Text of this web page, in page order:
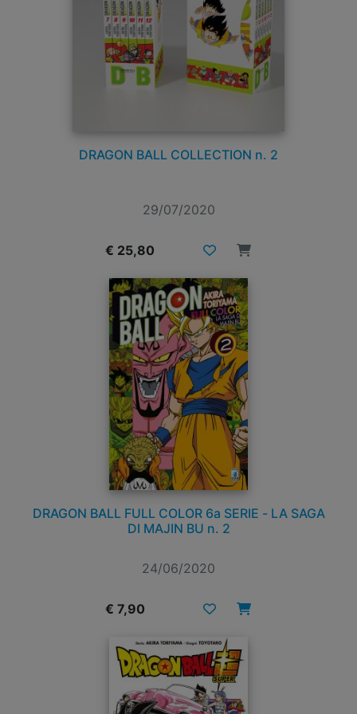
DRAGON BALL COLLECTION n. 2
29/07/2020
€ 25,80
DRAGON BALL FULL COLOR 6a SERIE - LA SAGA
DI MAJIN BU n. 2
24/06/2020
€ 7,90